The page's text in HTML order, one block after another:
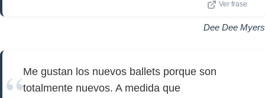
Ver frase
Dee Dee Myers
Me gustan los nuevos ballets porque son
totalmente nuevos. A medida que